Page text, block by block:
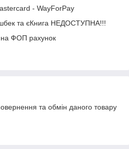
- WayForPay
та єКнига НЕДОСТУПНА!!!
на ФОП рахунок
та обмін даного товару